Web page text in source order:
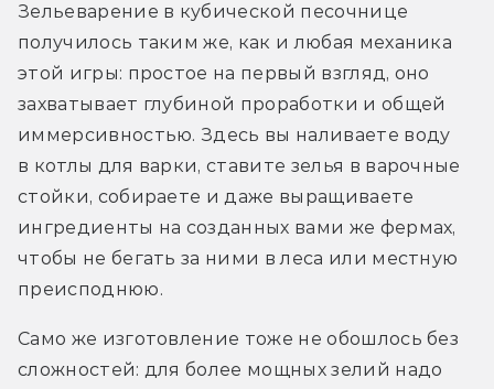
Зельеварение в кубической песочнице
получилось таким же, как и любая механика
этой игры: простое на первый взгляд, оно
захватывает глубиной проработки и общей
иммерсивностью. Здесь вы наливаете воду
в котлы для варки, ставите зелья в варочные
стойки, собираете и даже выращиваете
ингредиенты на созданных вами же фермах,
чтобы не бегать за ними в леса или местную
преисподнюю.
Само же изготовление тоже не обошлось без
сложностей: для более мощных зелий надо